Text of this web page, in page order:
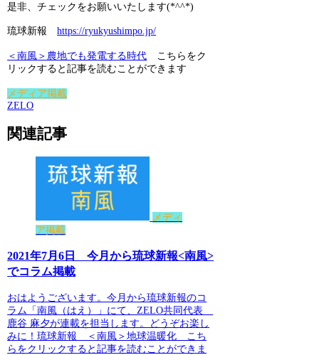
是非、チェックをお願いいたします(*^^*)
琉球新報https://ryukyushimpo.jp/
＜南風＞農地でも発電する時代 こちらをク
リックすると記事を読むことができます
メディア掲載
ZELO
関連記事
メディ
ア掲載
2021年7月6日 今月から琉球新報<南風>
でコラム掲載
おはようございます。今月から琉球新報のコ
ラム「南風（はえ）」にて、ZELO共同代表
鹿谷 麻夕が連載を担当します。どうぞお楽し
みに！琉球新報 ＜南風＞地球温暖化 こち
らをクリックすると記事を読むことができま